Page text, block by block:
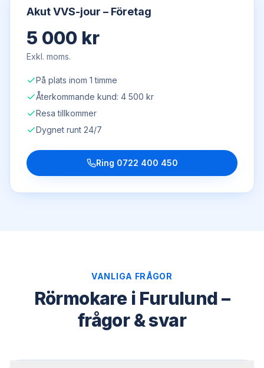
Akut VVS-jour – Företag
5 000 kr
Exkl. moms.
På plats inom 1 timme
Återkommande kund: 4 500 kr
Resa tillkommer
Dygnet runt 24/7
Ring 0722 400 450
VANLIGA FRÅGOR
Rörmokare i Furulund –
frågor & svar